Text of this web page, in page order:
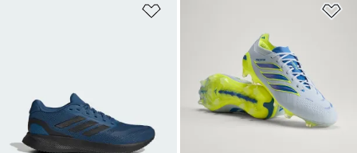
Adicionar à Lista de Desejos